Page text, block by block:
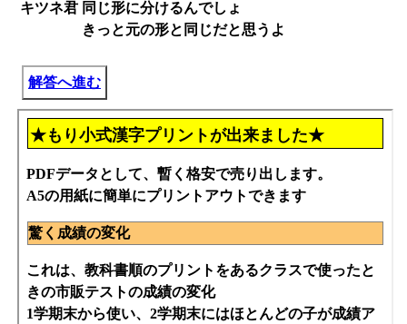
キツネ君 同じ形に分けるんでしょ
きっと元の形と同じだと思うよ
解答へ進む